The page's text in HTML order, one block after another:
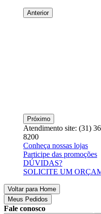
Anterior
Próximo
Atendimento site: (31)
8200
Conheça nossas lojas
Participe das promoções
DÚVIDAS?
SOLICITE UM
Voltar para Home
Meus Pedidos
Fale conosco